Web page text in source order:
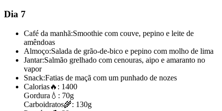
Dia 7
Café da manhã:Smoothie com couve, pepino e leite de
amêndoas
Almoço:Salada de grão-de-bico e pepino com molho de lima
Jantar:Salmão grelhado com cenouras, aipo e amaranto no
vapor
Snack:Fatias de maçã com um punhado de nozes
Calorias🔥: 1400
Gordura 💧: 70g
Carboidratos🌾: 130g